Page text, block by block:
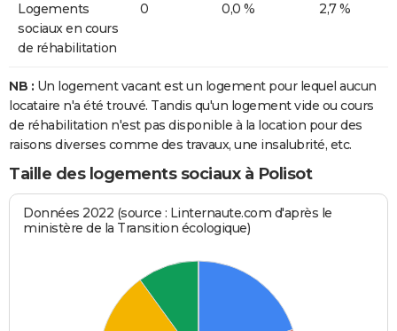
Logements
sociaux en cours
de réhabilitation
0 0,0 % 2,7 %
NB : Un logement vacant est un logement pour lequel aucun
locataire n'a été trouvé. Tandis qu'un logement vide ou cours
de réhabilitation n'est pas disponible à la location pour des
raisons diverses comme des travaux, une insalubrité, etc.
Taille des logements sociaux à Polisot
Données 2022 (source : Linternaute.com d'après le
ministère de la Transition écologique)